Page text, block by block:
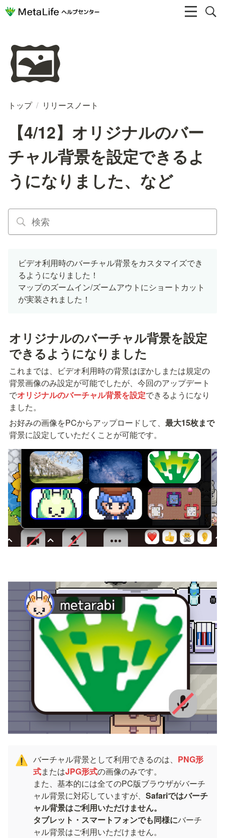
🖼️
トップ / リリースノート
【4/12】オリジナルのバー
チャル背景を設定できるよ
うになりました、など
ビデオ利用時のバーチャル背景をカスタマイズでき
るようになりました！
マップのズームイン/ズームアウトにショートカット
が実装されました！
オリジナルのバーチャル背景を設定
できるようになりました
これまでは、ビデオ利用時の背景はぼかしまたは規定の
背景画像のみ設定が可能でしたが、今回のアップデート
でオリジナルのバーチャル背景を設定できるようになり
ました。
お好みの画像をPCからアップロードして、 最大15枚まで
背景に設定していただくことが可能です。
⚠️ バーチャル背景として利用できるのは、 PNG形
式またはJPG形式の画像のみです。
また、基本的には全てのPC版ブラウザがバーチ
ャル背景に対応していますが、 Safariではバーチ
ャル背景はご利用いただけません。
タブレット・スマートフォンでも同様にバーチ
ャル背景はご利用いただけません。